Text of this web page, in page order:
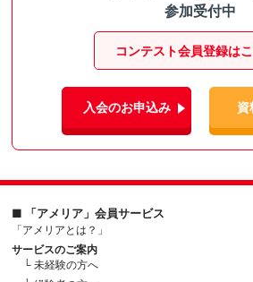
参加受付中
コンテスト会員登録は
入会のお申込み 資
■ 「アメリア」会員サービス
「アメリアとは？」
サービスのご案内
└ 未経験の方へ